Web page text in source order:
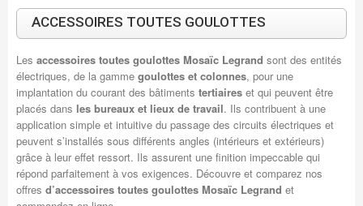
ACCESSOIRES TOUTES GOULOTTES
Les accessoires toutes goulottes Mosaïc Legrand sont des entités
électriques, de la gamme goulottes et colonnes, pour une
implantation du courant des bâtiments tertiaireset qui peuvent être
placés dans les bureaux et lieux de travail. Ils contribuent à une
application simple et intuitive du passage des circuits électriques et
peuvent s’installés sous différents angles (intérieurs et extérieurs)
grâce à leur effet ressort. Ils assurent une finition impeccable qui
répond parfaitement à vos exigences. Découvre et comparez nos
offres d’accessoires toutes goulottes Mosaïc Legrand et